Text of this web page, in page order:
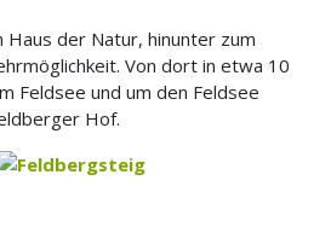
Haus der Natur, hinunter zum
Von dort in etwa 10
Feldsee und um den Feldsee
Hof.